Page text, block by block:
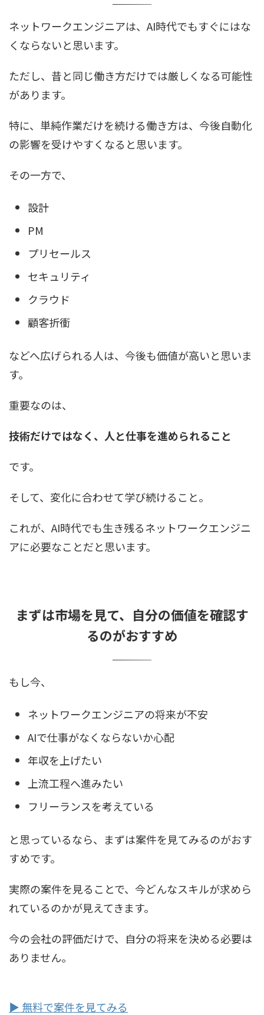
ネットワークエンジニアは、AI時代でもすぐにはな
くならないと思います。
ただし、昔と同じ働き方だけでは厳しくなる可能性
があります。
特に、単純作業だけを続ける働き方は、今後自動化
の影響を受けやすくなると思います。
その一方で、
設計
PM
プリセールス
セキュリティ
クラウド
顧客折衝
などへ広げられる人は、今後も価値が高いと思いま
す。
重要なのは、
技術だけではなく、人と仕事を進められること
です。
そして、変化に合わせて学び続けること。
これが、AI時代でも生き残るネットワークエンジニ
アに必要なことだと思います。
まずは市場を見て、自分の価値を確認す
るのがおすすめ
もし今、
ネットワークエンジニアの将来が不安
AIで仕事がなくならないか心配
年収を上げたい
上流工程へ進みたい
フリーランスを考えている
と思っているなら、まずは案件を見てみるのがおす
すめです。
実際の案件を見ることで、今どんなスキルが求めら
れているのかが見えてきます。
今の会社の評価だけで、自分の将来を決める必要は
ありません。
▶ 無料で案件を見てみる